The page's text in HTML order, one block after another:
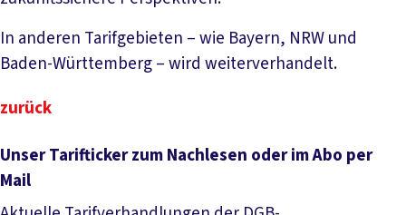
In anderen Tarifgebieten – wie Bayern, NRW und
Baden-Württemberg – wird weiterverhandelt.
zurück
Unser Tarifticker zum Nachlesen oder im Abo per
Mail